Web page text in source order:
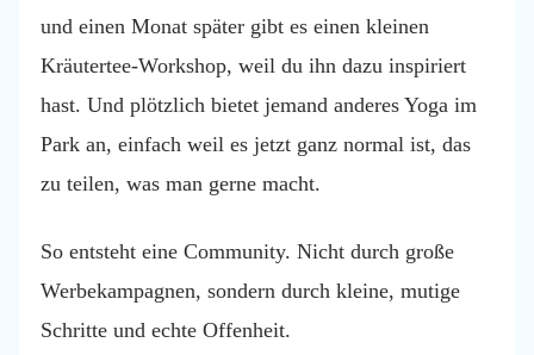
und einen Monat später gibt es einen kleinen
Kräutertee-Workshop, weil du ihn dazu inspiriert
hast. Und plötzlich bietet jemand anderes Yoga im
Park an, einfach weil es jetzt ganz normal ist, das
zu teilen, was man gerne macht.
So entsteht eine Community. Nicht durch große
Werbekampagnen, sondern durch kleine, mutige
Schritte und echte Offenheit.